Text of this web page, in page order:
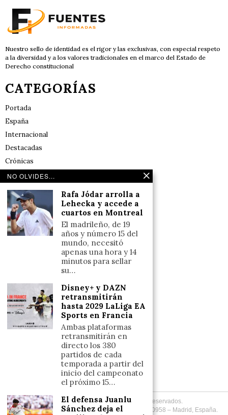
Nuestro sello de identidad es el rigor y las exclusivas, con especial respeto
a la diversidad y a los valores tradicionales en el marco del Estado de
Derecho constitucional
CATEGORÍAS
Portada
España
Internacional
Destacadas
Crónicas
Noticias de deportes en España
Reflexiones
LINKS
Política de cookies (UE)
Llámanos
+34633110958
+34633110958
Copyright2026. Todos los Derechos Reservados.
Desarrollado por
Fuentes Informadas . +34 (633) 110958 – Madrid, España.
NO OLVIDES...
Rafa Jódar arrolla a
Lehecka y accede a
cuartos en Montreal
El madrileño, de 19
años y número 15 del
mundo, necesitó
apenas una hora y 14
minutos para sellar
su…
Disney+ y DAZN
retransmitirán
hasta 2029 LaLiga EA
Sports en Francia
Ambas plataformas
retransmitirán en
directo los 380
partidos de cada
temporada a partir del
inicio del campeonato
el próximo 15…
El defensa Juanlu
Sánchez deja el